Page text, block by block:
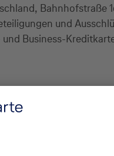
und
Business-